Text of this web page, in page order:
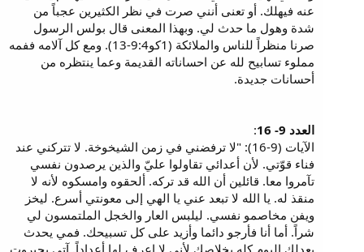
عنه فيهلك. أو تعنى أنني صرت في نظر الكثيرين عجباً من
شدة وهول ما حدث لي. وبهذا المعنى قال بولس الرسول
صرنا منظراً للناس والملائكة (1كو9:4-13). ومع كل آلامه ففمه
مملوء تسابيح لله عن احساناته القديمة وعما ينتظره من
أحسانات جديدة.
العدد 9- 16
:
الآيات (9-16): "لا ترفضني في زمن الشيخوخة. لا تتركني عند
فناء قوّتي. لأن أعدائي تقاولوا عليّ والذين يرصدون نفسي
تآمروا معا. قائلين أن الله قد تركه. ألحقوه وامسكوه لأنه لا
منقذ له. يا الله لا تبعد عني يا الهي إلى معونتي أسرع. ليخز
ويفن مخاصمو نفسي. ليلبس العار والخجل الملتمسون لي
شراً. أما أنا فأرجو دائما وأزيد على كل تسبيحك. فمي يحدث
بعدلك اليوم كله بخلاصك لأني لا اعرف لها أعداداً. آتي بجبروت